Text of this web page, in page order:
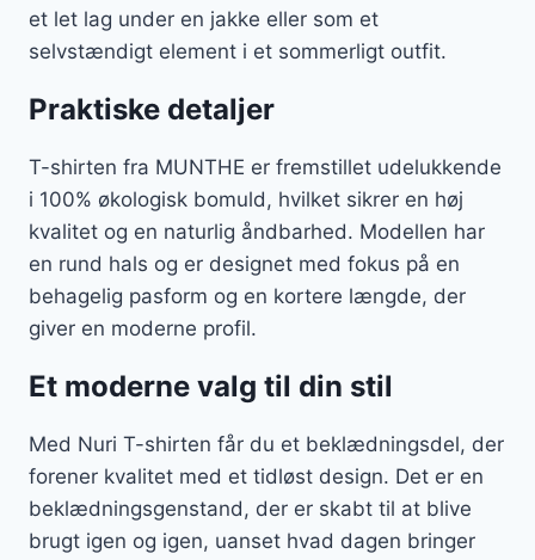
et let lag under en jakke eller som et
selvstændigt element i et sommerligt outfit.
Praktiske detaljer
T-shirten fra MUNTHE er fremstillet udelukkende
i 100% økologisk bomuld, hvilket sikrer en høj
kvalitet og en naturlig åndbarhed. Modellen har
en rund hals og er designet med fokus på en
behagelig pasform og en kortere længde, der
giver en moderne profil.
Et moderne valg til din stil
Med Nuri T-shirten får du et beklædningsdel, der
forener kvalitet med et tidløst design. Det er en
beklædningsgenstand, der er skabt til at blive
brugt igen og igen, uanset hvad dagen bringer